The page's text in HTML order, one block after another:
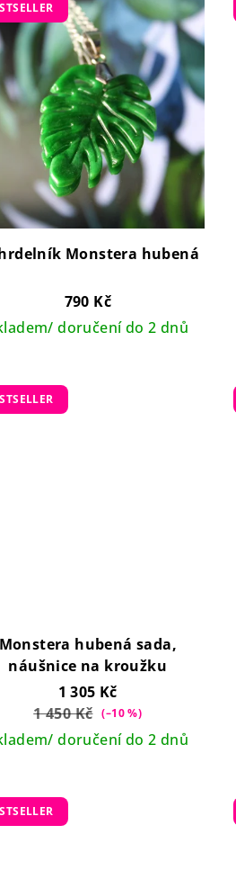
Monstera hubená
790 Kč
doručení do 2 dnů
Monstera hubená sada,
náušnice na kroužku
1 305 Kč
1 450 Kč (–10 %)
doručení do 2 dnů